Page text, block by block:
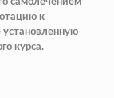
к
установленную
курса.